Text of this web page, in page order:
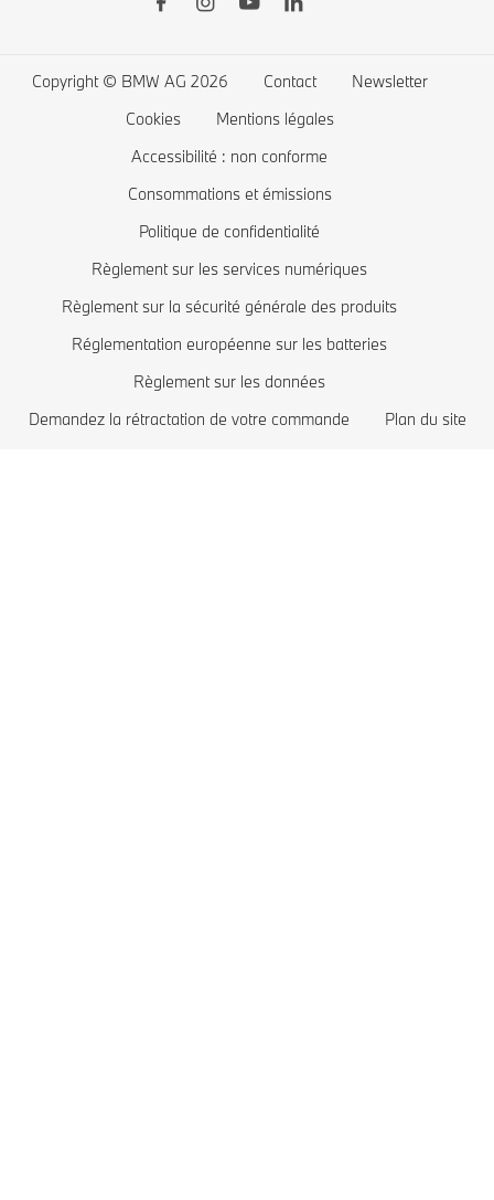
Mise à jour logiciel Remote Software Upgrade
Offres exclusives BMW
Comparez les modèles BMW
Boutique Lifestyle BMW
Reprise de votre véhicule
Réservez votre essai
Recommandation personnalisée de BMW
BMW Série 2
BMW Série 1
BMW M
Coût des voitures électriques
BMW hybrides rechargeables
Copyright © BMW AG 2026 Contact
Newsletter
Cookies
Mentions légales
Accessibilité : non conforme
Consommations et émissions
Politique de confidentialité
Règlement sur les services numériques
Règlement sur la sécurité générale des produits
Réglementation européenne sur les batteries
Règlement sur les données
Demandez la rétractation de votre commande
Plan du site